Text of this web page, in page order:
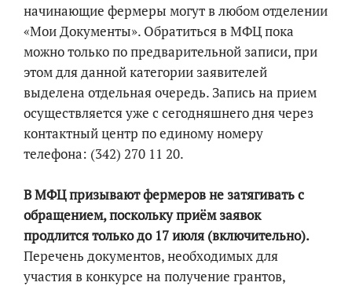
начинающие фермеры могут в любом отделении
«Мои Документы». Обратиться в МФЦ пока
можно только по предварительной записи, при
этом для данной категории заявителей
выделена отдельная очередь. Запись на прием
осуществляется уже с сегодняшнего дня через
контактный центр по единому номеру
телефона: (342) 270 11 20.
В МФЦ призывают фермеров не затягивать с
обращением, поскольку приём заявок
продлится только до 17 июля (включительно).
Перечень документов, необходимых для
участия в конкурсе на получение грантов,